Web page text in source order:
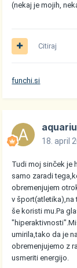
(nekaj je mojih,
Citiraj
funchi.si
18. april
Tudi moj sinček je
samo zaradi
obremenjujem
v šport(atletika),na
še koristi mu.Pa
umirila,tako da je
obremenjujemo z
usmeriti energijo.